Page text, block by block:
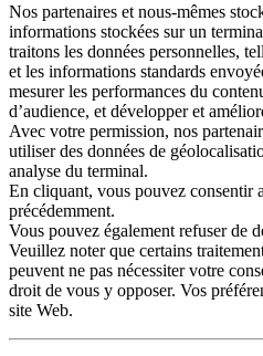
Nos partenaires et nous-mêmes
informations stockées sur un
traitons les données personnelles,
et les informations standards
mesurer les performances du
d’audience, et développer et
Avec votre permission, nos
utiliser des données de
analyse du terminal.
En cliquant, vous pouvez consentir
précédemment.
Vous pouvez également refuser de
Veuillez noter que certains
peuvent ne pas nécessiter votre
droit de vous y opposer. Vos
site Web.